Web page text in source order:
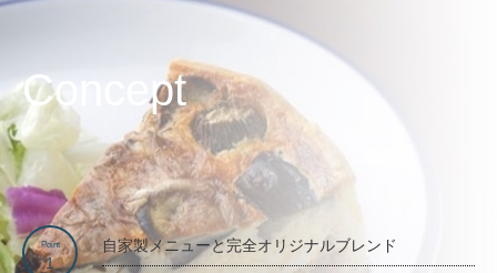
Concept
自家製メニューと完全オリジナルブレンド
Point
1